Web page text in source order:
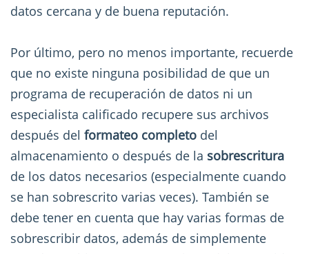
datos cercana y de buena reputación.
Por último, pero no menos importante, recuerde
que no existe ninguna posibilidad de que un
programa de recuperación de datos ni un
especialista calificado recupere sus archivos
después del formateo completo del
almacenamiento o después de la sobrescritura
de los datos necesarios (especialmente cuando
se han sobrescrito varias veces). También se
debe tener en cuenta que hay varias formas de
sobrescribir datos, además de simplemente